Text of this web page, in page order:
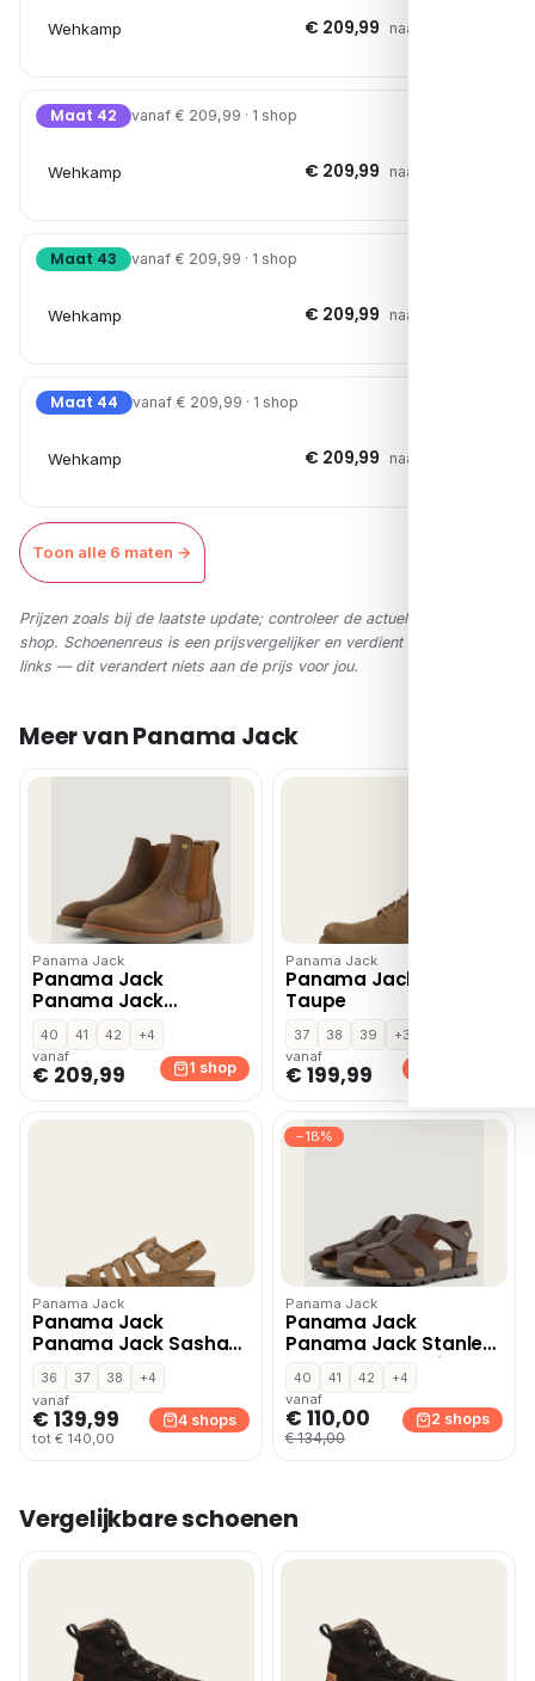
Wehkamp € 209,99 naar shop →
Maat 42 vanaf € 209,99 · 1 shop
Wehkamp € 209,99 naar shop →
Maat 43 vanaf € 209,99 · 1 shop
Wehkamp € 209,99 naar shop →
Maat 44 vanaf € 209,99 · 1 shop
Wehkamp € 209,99 naar shop →
Toon alle 6 maten →
Prijzen zoals bij de laatste update; controleer de actuele prijs in de
shop. Schoenenreus is een prijsvergelijker en verdient via affiliate-
links — dit verandert niets aan de prijs voor jou.
Meer van Panama Jack
Panama Jack
Panama Jack
Panama Jack
Garnock Igloo C12
Chelsea Boots bruin
40 41 42
+4
vanaf
€ 209,99 1 shop
Panama Jack
Panama Jack Frisia –
Taupe
37 38 39
+3
vanaf
€ 199,99
Panama Jack
Panama Jack
Panama Jack Sasha
B2 Sandalen cognac
Nubuck
36 37 38
+4
vanaf
€ 139,99
tot € 140,00
4 shops
−18%
Panama Jack
Panama Jack
Panama Jack Stanley
C1 Sandalen bruin
40 41 42
+4
vanaf
€ 110,00
€ 134,00
2 shops
Vergelijkbare schoenen